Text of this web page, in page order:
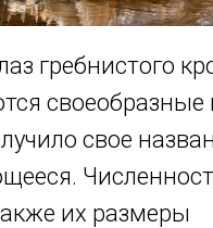
гребнистого
своеобразные
свое
их размеры